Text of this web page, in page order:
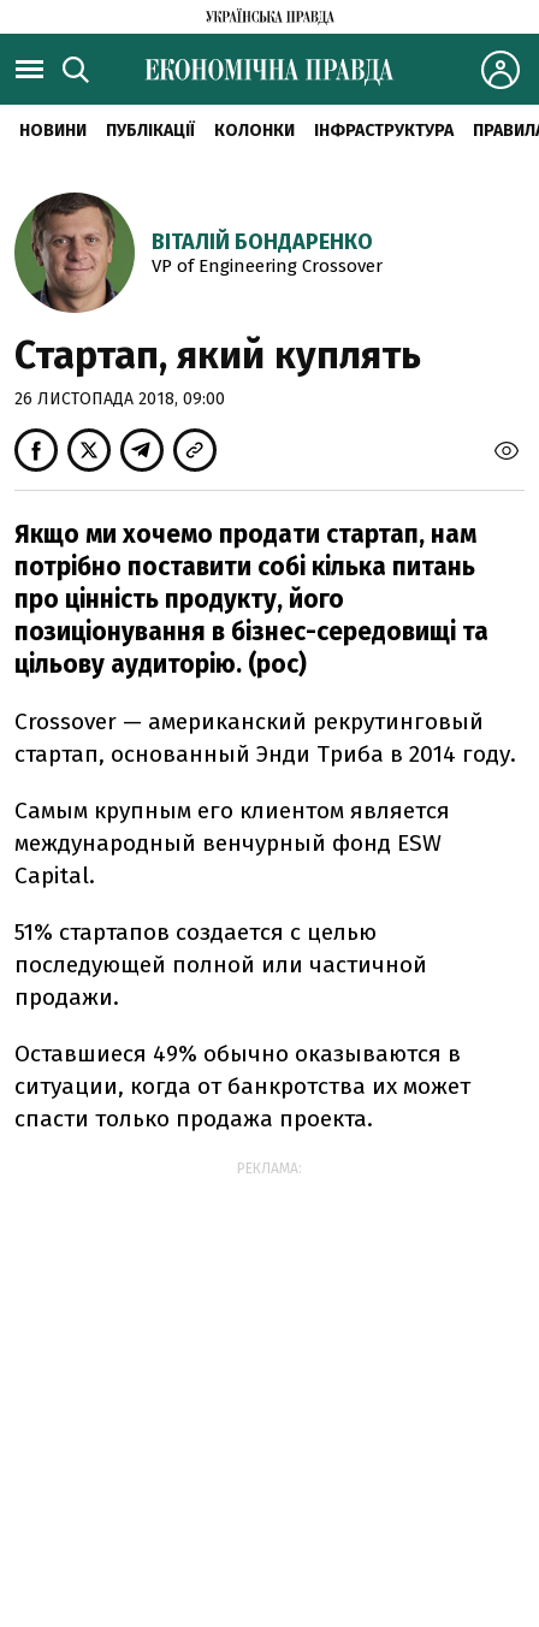
НОВИНИ ПУБЛІКАЦІЇ КОЛОНКИ ІНФРАСТРУКТУРА
ВІТАЛІЙ БОНДАРЕНКО
VP of Engineering Crossover
Стартап, який куплять
26 ЛИСТОПАДА 2018, 09:00
Якщо ми хочемо продати стартап, нам
потрібно поставити собі кілька питань
про цінність продукту, його
позиціонування в бізнес-середовищі та
цільову аудиторію. (рос)
Crossover — американский рекрутинговый
стартап, основанный Энди Триба в 2014 году.
Самым крупным его клиентом является
международный венчурный фонд ESW
Capital.
51% стартапов создается с целью
последующей полной или частичной
продажи.
Оставшиеся 49% обычно оказываются в
ситуации, когда от банкротства их может
спасти только продажа проекта.
РЕКЛАМА: